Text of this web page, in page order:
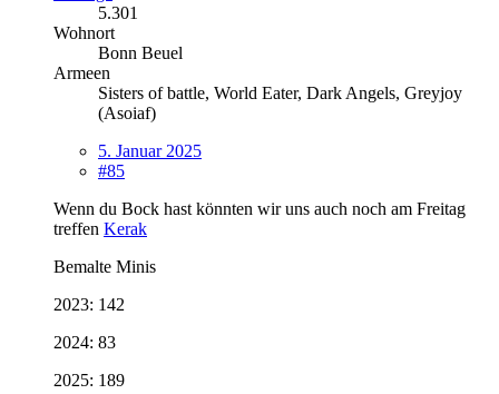
5.301
Wohnort
Bonn Beuel
Armeen
Sisters of battle, World Eater, Dark Angels, Greyjoy
(Asoiaf)
5. Januar 2025
#85
Wenn du Bock hast könnten wir uns auch noch am Freitag
treffen Kerak
Bemalte Minis
2023: 142
2024: 83
2025: 189